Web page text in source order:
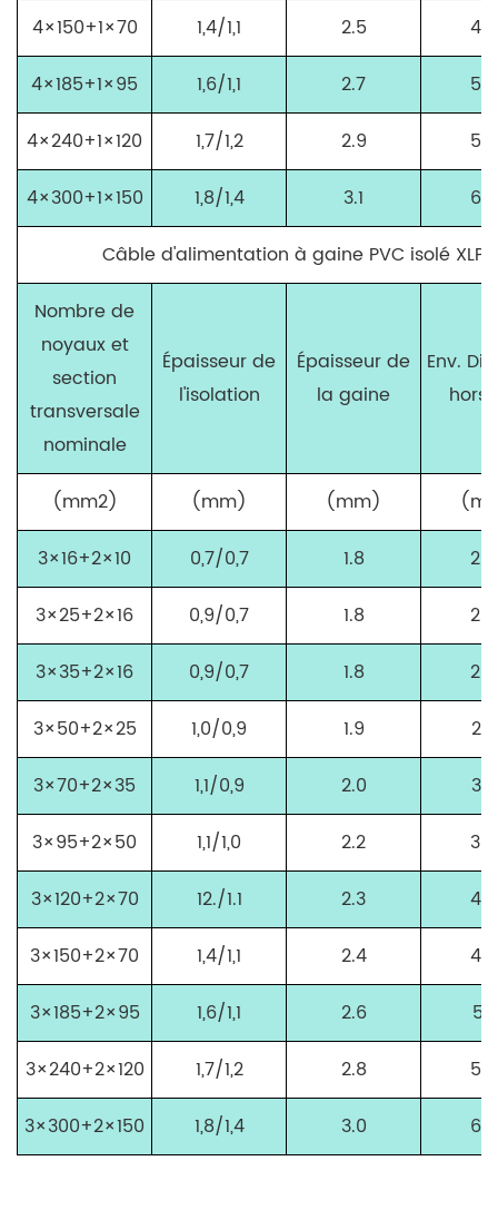
4×150+1×70
1,4/1,1 2.5
4×185+1×95
1,6/1,1 2.7
4×240+1×120
1,7/1,2 2.9
4×300+1×150
1,8/1,4 3.1
Câble d'alimentation à gaine PVC isolé
Nombre de
noyaux et
section
transversale
nominale
Épaisseur de
l'isolation
Épaisseur de
la gaine
Env.
hors
(mm2) (mm) (mm)
3×16+2×10
0,7/0,7 1.8
3×25+2×16
0,9/0,7 1.8
3×35+2×16
0,9/0,7 1.8
3×50+2×25
1,0/0,9 1.9
3×70+2×35
1,1/0,9 2.0
3×95+2×50
1,1/1,0 2.2
3×120+2×70
12./1.1 2.3
3×150+2×70
1,4/1,1 2.4
3×185+2×95
1,6/1,1 2.6
3×240+2×120
1,7/1,2 2.8
3×300+2×150
1,8/1,4 3.0